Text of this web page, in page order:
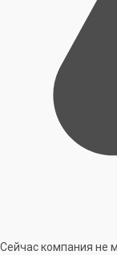
Сейчас компания не